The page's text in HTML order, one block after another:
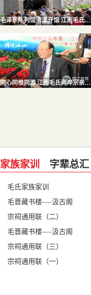
毛泽东陈列馆清漾开馆 江南毛氏祭祖大典隆重举行
同心同根同源 江南毛氏两岸宗亲齐聚江山祭祖
家族家训 字辈总汇
毛氏家族家训
毛晋藏书楼----汲古阁
宗祠通用联（二）
毛晋藏书楼----汲古阁
宗祠通用联（三）
宗祠通用联（一）